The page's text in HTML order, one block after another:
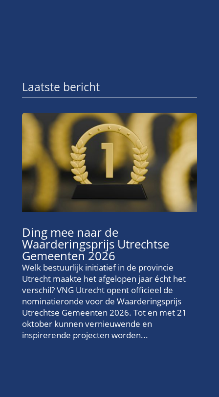
Laatste bericht
Ding mee naar de
Waarderingsprijs Utrechtse
Gemeenten 2026
Welk bestuurlijk initiatief in de provincie
Utrecht maakte het afgelopen jaar écht het
verschil? VNG Utrecht opent officieel de
nominatieronde voor de Waarderingsprijs
Utrechtse Gemeenten 2026. Tot en met 21
oktober kunnen vernieuwende en
inspirerende projecten worden...